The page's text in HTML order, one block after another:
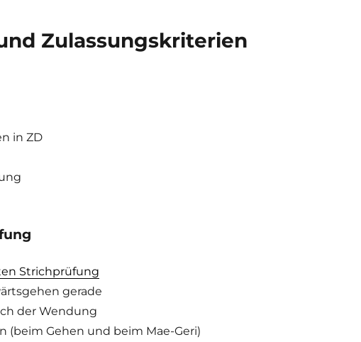
Zulassungskriterien
in ZD
Strichprüfung
gerade
der Wendung
(beim Gehen und beim Mae-Geri)